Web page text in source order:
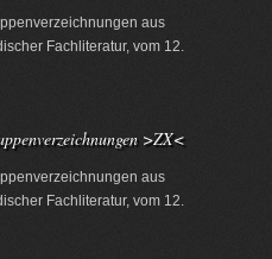
aus
Fachliteratur, vom 12.
>ZX<
aus
Fachliteratur, vom 12.